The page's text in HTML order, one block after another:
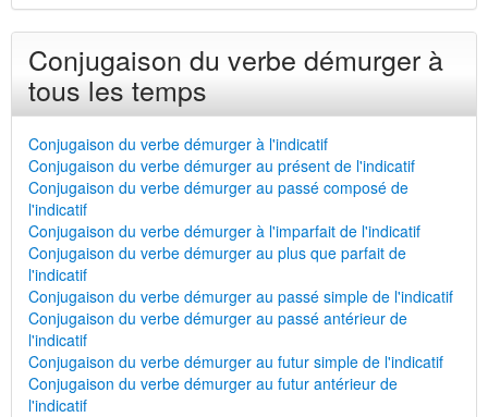
Conjugaison du verbe démurger à
tous les temps
Conjugaison du verbe démurger à l'indicatif
Conjugaison du verbe démurger au présent de l'indicatif
Conjugaison du verbe démurger au passé composé de
l'indicatif
Conjugaison du verbe démurger à l'imparfait de l'indicatif
Conjugaison du verbe démurger au plus que parfait de
l'indicatif
Conjugaison du verbe démurger au passé simple de l'indicatif
Conjugaison du verbe démurger au passé antérieur de
l'indicatif
Conjugaison du verbe démurger au futur simple de l'indicatif
Conjugaison du verbe démurger au futur antérieur de
l'indicatif